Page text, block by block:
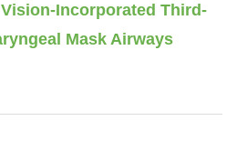
Incorporated Third-
Mask Airways